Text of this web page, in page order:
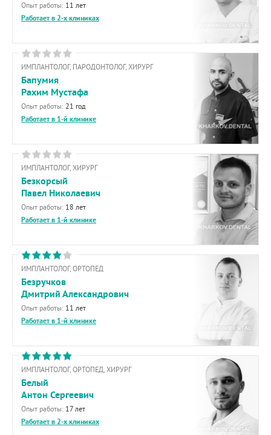
Опыт работы: 11 лет
Работает в 2-х клиниках
ИМПЛАНТОЛОГ, ПАРОДОНТОЛОГ, ХИРУРГ
Бапумия
Рахим Мустафа
Опыт работы: 21 год
Работает в 1-й клинике
ИМПЛАНТОЛОГ, ХИРУРГ
Безкорсый
Павел Николаевич
Опыт работы: 18 лет
Работает в 1-й клинике
ИМПЛАНТОЛОГ, ОРТОПЕД
Безручков
Дмитрий Александрович
Опыт работы: 11 лет
Работает в 1-й клинике
ИМПЛАНТОЛОГ, ОРТОПЕД, ХИРУРГ
Белый
Антон Сергеевич
Опыт работы: 17 лет
Работает в 2-х клиниках